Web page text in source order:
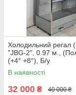
Холодильний регал
"JBG-2", 0.97 м.,
(+4° +8°), Б/у
В наявності
32 000 ₴ 40 000 ₴